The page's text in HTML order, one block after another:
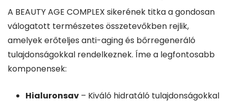
A BEAUTY AGE COMPLEX sikerének titka a gondosan
válogatott természetes összetevőkben rejlik,
amelyek erőteljes anti-aging és bőrregeneráló
tulajdonságokkal rendelkeznek. Íme a legfontosabb
komponensek:
Hialuronsav – Kiváló hidratáló tulajdonságokkal